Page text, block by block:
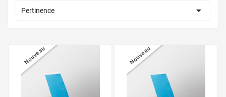
Pertinence 
Nouveau Nouveau